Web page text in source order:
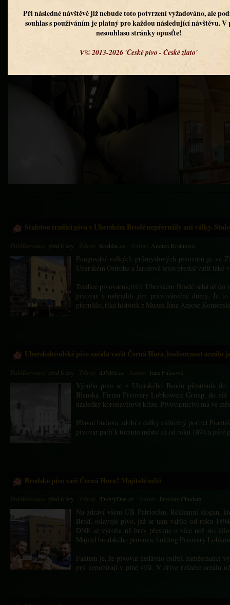
Staletou tradici piva v Uherském Brodě nepřerušily ani války. Stalo
před 6 lety Rozhlas.cz Andrea Kratinová
Fungování velkých průmyslových pivovarů je ve
Uherském Ostrohu a Jarošově letos přestal vařit také
Tradice pivovarnictví v Uherském Brodě sahá až
pivovar a nahradili jím právovárečné domy. Je
přerušilo, říká historik z Muzea Jana Amose
Velký úspěch pak mělo první poválečné pivo. „Začalo se čepovat na
chutné a šlo na odbyt,“ dodává Tomeček.
V rozhovoru se dozvíte o historii pivovaru více. A také o tom, že stále
pivo nyní Pivovary Lobkowitz vaří v Černé Hoře.
Uherskobrodské pivo začala vařit Černá Hora, budoucnost areálu
před 6 lety iDNES.cz Jana Fuksová
Výroba piva se z Uherského Brodu přesunula
Blanska. Firma Pivovary Lobkowicz Group, do
následky koronavirové krize. Pivovarnictví má ve
Hlavní budovu zdobí z dálky viditelný portrét
pivovar patří k tomuto městu už od roku 1894 a ještě
V posledních týdnech se ale práce v historickém areálu u frekventovaného
je zákazníkům k dispozici, další budovy ale zůstávají zavřené.
„Nemáme žádné oficiální informace z firmy. Pouze z doslechu vím, že pivo
z Černé Hory. Také se údajně hledá nájemce prostor, který by ve výrobě
Ferdinand Kubáník. „My bychom byli pochopitelně rádi, místní lidé jsou
Firma situaci nekomentuje
Majitel pivovaru, firma Pivovary Lobkowicz Group, na dotazy MF
pouze vyplývá, že celá skupina, do které patří celkem sedm pivovarů
společnost Citic Europe Holdings, bojuje s následky koronavirové krize.
Brodské pivo vaří Černá Hora? Majitelé mlží
před 6 lety iDobrýDen.cz Jaroslav Chudara
Na zdraví všem UB Patriotům. Reklamní slogan,
Brod, oslavuje pivo, jež se tam vařilo od roku
DNE se výroba už brzy přesune o více než sto
Majitel brodského provozu, holding Pivovary
Faktem je, že pivovar nedávno osiřel, zaměstnanci
prý nepobírají v plné výši. V dříve rušném areálu